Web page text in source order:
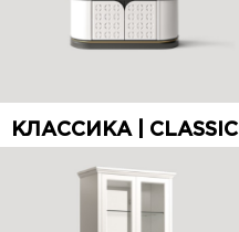
КЛАССИКА | CLASSIC